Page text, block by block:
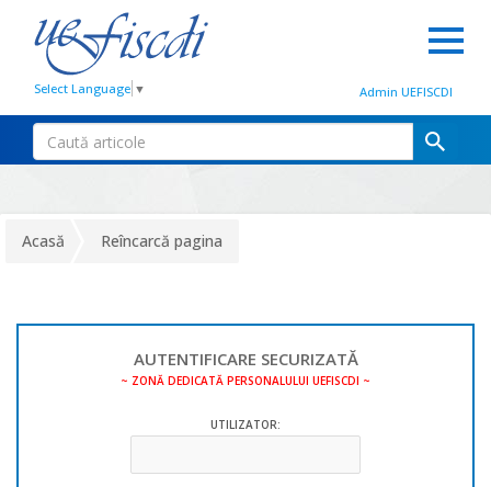
Select Language ▼ Admin UEFISCDI
Acasă Reîncarcă pagina
AUTENTIFICARE SECURIZATĂ
~ ZONĂ DEDICATĂ PERSONALULUI UEFISCDI ~
UTILIZATOR: